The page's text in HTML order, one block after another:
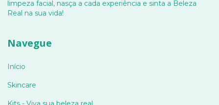
limpeza facial, nasça a cada experiência e sinta a Beleza
Real na sua vida!
Navegue
Início
Skincare